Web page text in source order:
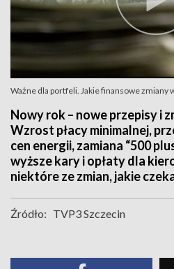
Ważne dla portfeli. Jakie finansowe zmiany
Nowy rok – nowe przepisy i
Wzrost płacy minimalnej,
cen energii, zamiana “500
wyższe kary i opłaty dla
niektóre ze zmian, jakie
Źródło: TVP3 Szczecin